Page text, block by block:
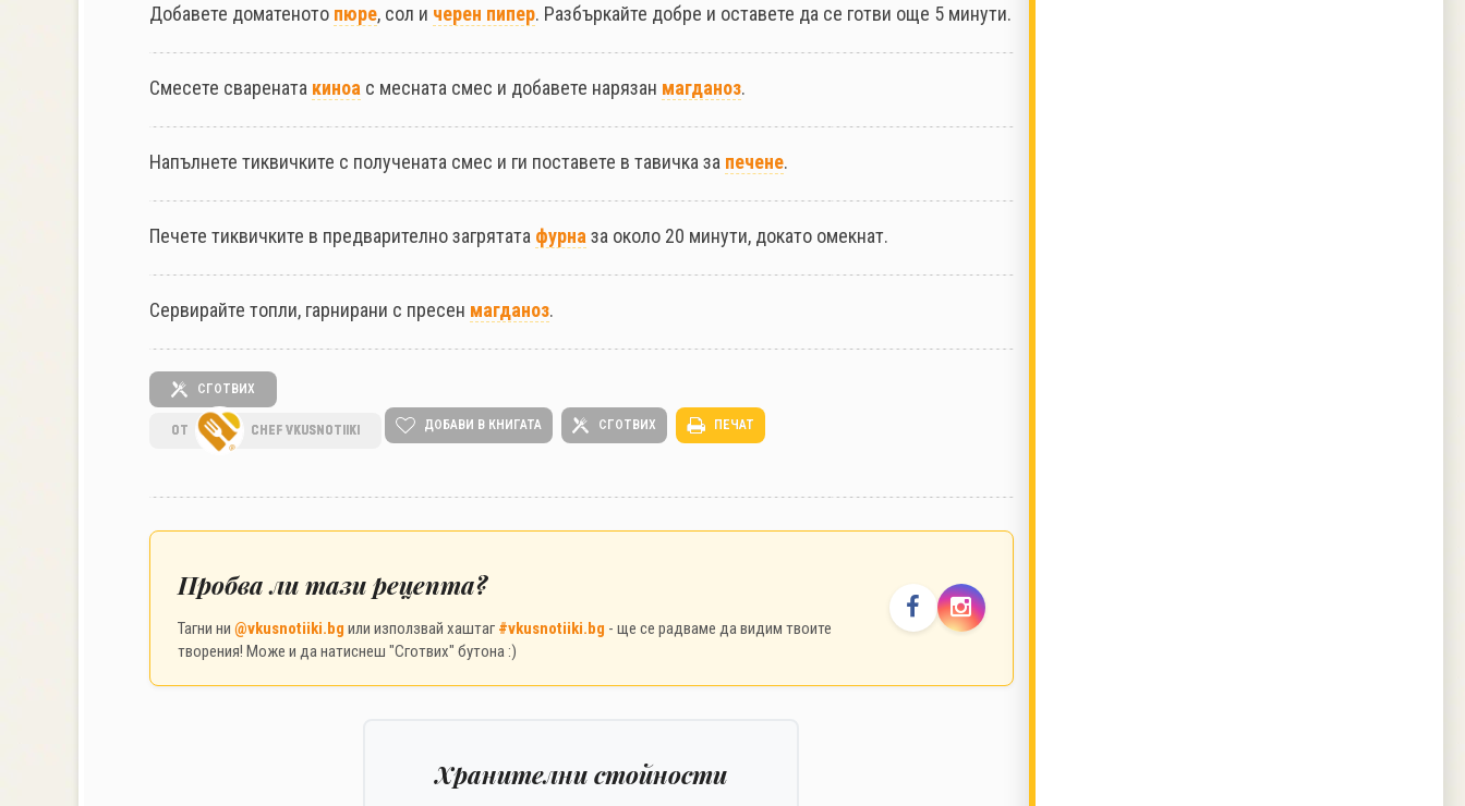
Добавете доматеното пюре, сол и черен пипер. Разбъркайте добре и оставете да се готви още 5 минути.
Смесете сварената киноа с месната смес и добавете нарязан магданоз.
Напълнете тиквичките с получената смес и ги поставете в тавичка за печене.
Печете тиквичките в предварително загрятата фурна за около 20 минути, докато омекнат.
Сервирайте топли, гарнирани с пресен магданоз.
СГОТВИХ
ОТ CHEF VKUSNOTIIKI ДОБАВИ В КНИГАТА СГОТВИХ ПЕЧАТ
Пробва ли тази рецепта?
Тагни ни @vkusnotiiki.bg или използвай хаштаг #vkusnotiiki.bg - ще се радваме да видим твоите
творения! Може и да натиснеш "Сготвих" бутона :)
Хранителни стойности